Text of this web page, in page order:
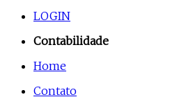
LOGIN
Contabilidade
Home
Contato